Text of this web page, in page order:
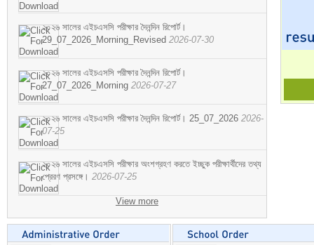
২০২৬ সালের এইচএসসি পরীক্ষার দৈনন্দিন রিপোর্ট।
29_07_2026_Morning_Revised 2026-07-30
২০২৬ সালের এইচএসসি পরীক্ষার দৈনন্দিন রিপোর্ট।
27_07_2026_Morning 2026-07-27
২০২৬ সালের এইচএসসি পরীক্ষার দৈনন্দিন রিপোর্ট। 25_07_2026 2026-
07-25
২০২৬ সালের এইচএসসি পরীক্ষার অংশগ্রহণ করতে ইচ্ছুক পরীক্ষার্থীদের তথ্য
প্রেরণ প্রসঙ্গে। 2026-07-25
View more